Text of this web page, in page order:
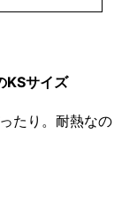
KSサイズ
たり。耐熱なの